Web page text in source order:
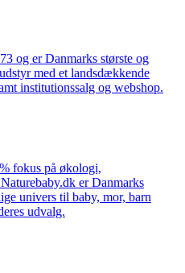
og er Danmarks største og
med et landsdækkende
institutionssalg og webshop.
fokus på økologi,
er Danmarks
univers til baby, mor, barn
udvalg.